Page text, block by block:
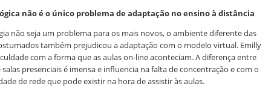
não é o único problema de adaptação no ensino à distância
não seja um problema para os mais novos, o ambiente diferente das
também prejudicou a adaptação com o modelo virtual. Emilly
com a forma que as aulas on-line aconteciam. A diferença entre
presenciais é imensa e influencia na falta de concentração e com o
de rede que pode existir na hora de assistir às aulas.